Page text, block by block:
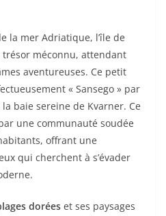
la mer Adriatique, l’île de
trésor méconnu, attendant
aventureuses. Ce petit
« Sansego » par
baie sereine de Kvarner. Ce
une communauté soudée
offrant une
qui cherchent à s’évader
dorées et ses paysages